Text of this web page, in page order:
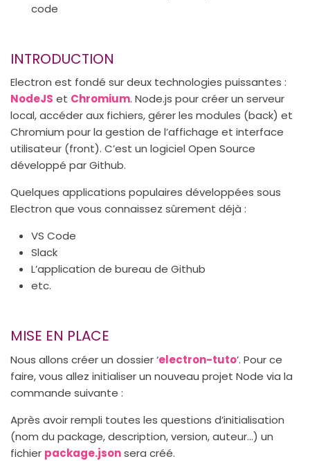
code
INTRODUCTION
Electron est fondé sur deux technologies puissantes :
NodeJS et Chromium. Node.js pour créer un serveur
local, accéder aux fichiers, gérer les modules (back) et
Chromium pour la gestion de l’affichage et interface
utilisateur (front). C’est un logiciel Open Source
développé par Github.
Quelques applications populaires développées sous
Electron que vous connaissez sûrement déjà :
VS Code
Slack
L’application de bureau de Github
etc.
MISE EN PLACE
Nous allons créer un dossier ‘electron-tuto’. Pour ce
faire, vous allez initialiser un nouveau projet Node via la
commande suivante :
Après avoir rempli toutes les questions d’initialisation
(nom du package, description, version, auteur…) un
fichier package.jsonsera créé.